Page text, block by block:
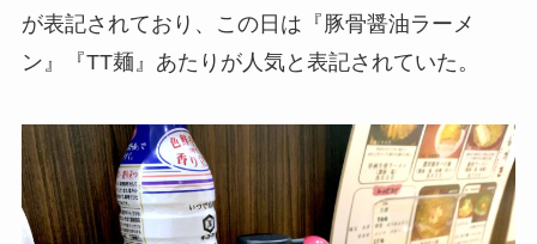
が表記されており、この日は『豚骨醤油ラーメ
ン』『TT麺』あたりが人気と表記されていた。